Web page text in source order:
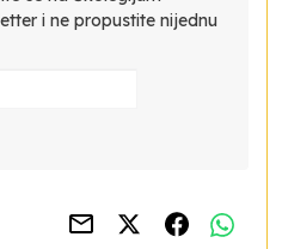
i ne propustite nijednu